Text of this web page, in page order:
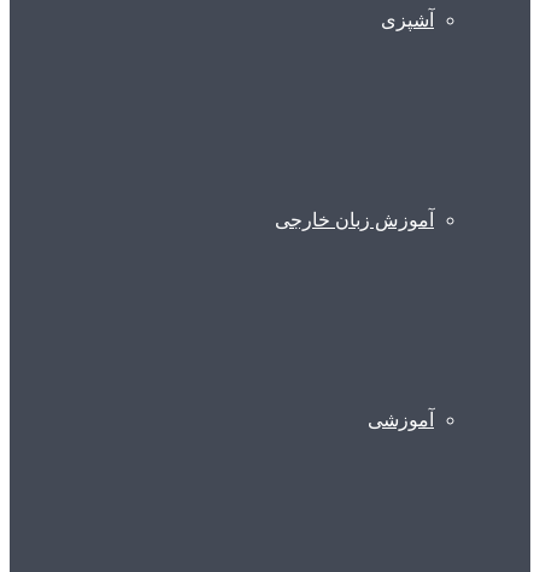
آشپزی
آموزش زبان خارجی
آموزشی